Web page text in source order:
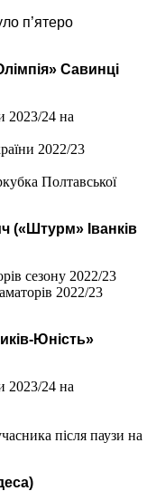
п’ятеро
Савинці
2023/24 на
2022/23
Полтавської
(«Штурм» Іванків
сезону 2022/23
2022/23
Юність»
2023/24 на
після паузи на